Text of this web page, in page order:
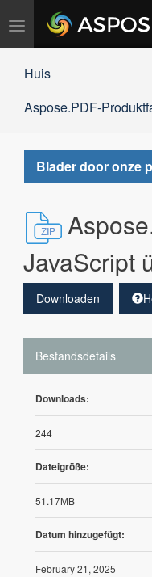
Navigation
umschalten
Huis
Aspose.PDF-
Blader door onze
JavaScript
Downloaden
Bestandsdetails
Downloads:
244
Dateigröße:
51.17MB
Datum hinzugefügt:
February 21, 2025